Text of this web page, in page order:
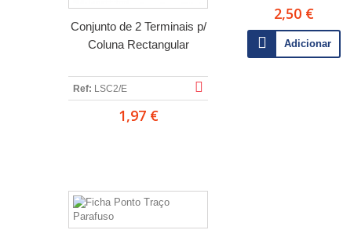
Conjunto de 2 Terminais p/
Coluna Rectangular
Ref: LSC2/E
1,97 €
2,50 €
Adicionar